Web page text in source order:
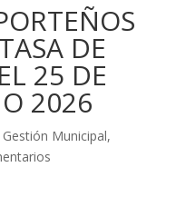
DE
25 DE
2026
Gestión Municipal,